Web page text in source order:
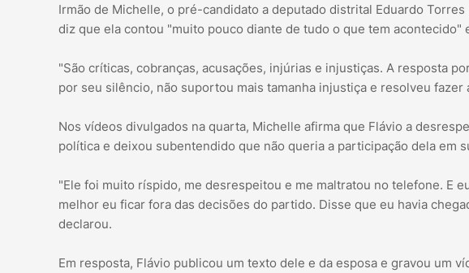
Irmão de Michelle, o pré-candidato a deputado distrital Eduardo
diz que ela contou "muito pouco diante de tudo o que tem
"São críticas, cobranças, acusações, injúrias e injustiças. A resposta
por seu silêncio, não suportou mais tamanha injustiça e resolveu
Nos vídeos divulgados na quarta, Michelle afirma que Flávio a
política e deixou subentendido que não queria a participação dela em
"Ele foi muito ríspido, me desrespeitou e me maltratou no telefone. E
melhor eu ficar fora das decisões do partido. Disse que eu havia
declarou.
Em resposta, Flávio publicou um texto dele e da esposa e gravou um